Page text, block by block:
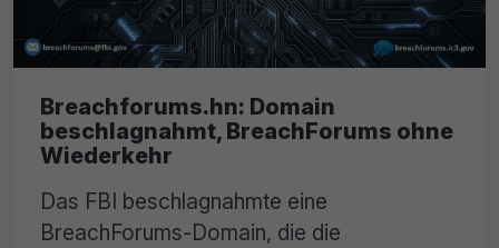
Breachforums.hn: Domain
beschlagnahmt, BreachForums ohne
Wiederkehr
Das FBI beschlagnahmte eine
BreachForums-Domain, die die